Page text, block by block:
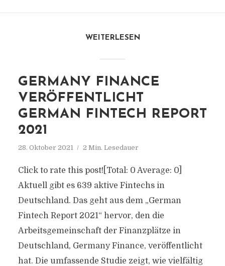
WEITERLESEN
GERMANY FINANCE
VERÖFFENTLICHT
GERMAN FINTECH REPORT
2021
28. Oktober 2021 2 Min. Lesedauer
Click to rate this post![Total: 0 Average: 0]
Aktuell gibt es 639 aktive Fintechs in
Deutschland. Das geht aus dem „German
Fintech Report 2021“ hervor, den die
Arbeitsgemeinschaft der Finanzplätze in
Deutschland, Germany Finance, veröffentlicht
hat. Die umfassende Studie zeigt, wie vielfältig